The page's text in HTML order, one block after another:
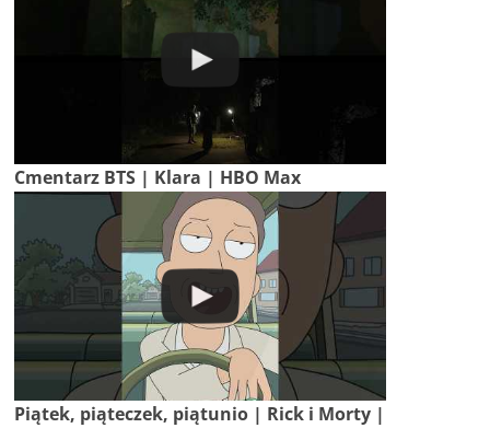
Cmentarz BTS | Klara | HBO Max
Piątek, piąteczek, piątunio | Rick i Morty |